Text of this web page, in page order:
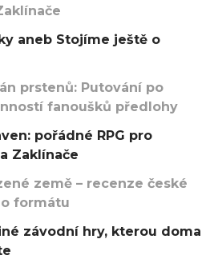
aneb Stojíme ještě o
prstenů: Putování po
fanoušků předlohy
pořádné RPG pro
Zaklínače
země – recenze české
formátu
závodní hry, kterou doma